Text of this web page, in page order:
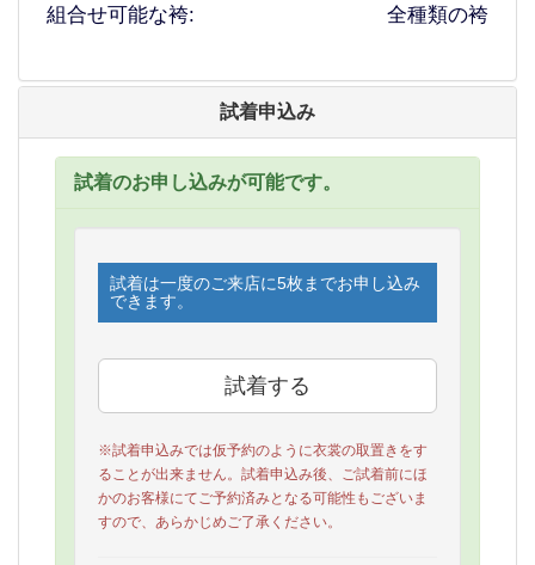
組合せ可能な袴: 全種類の袴
試着申込み
試着のお申し込みが可能です。
試着は一度のご来店に5枚までお申し込み
できます。
※試着申込みでは仮予約のように衣裳の取置きをす
ることが出来ません。試着申込み後、ご試着前にほ
かのお客様にてご予約済みとなる可能性もございま
すので、あらかじめご了承ください。